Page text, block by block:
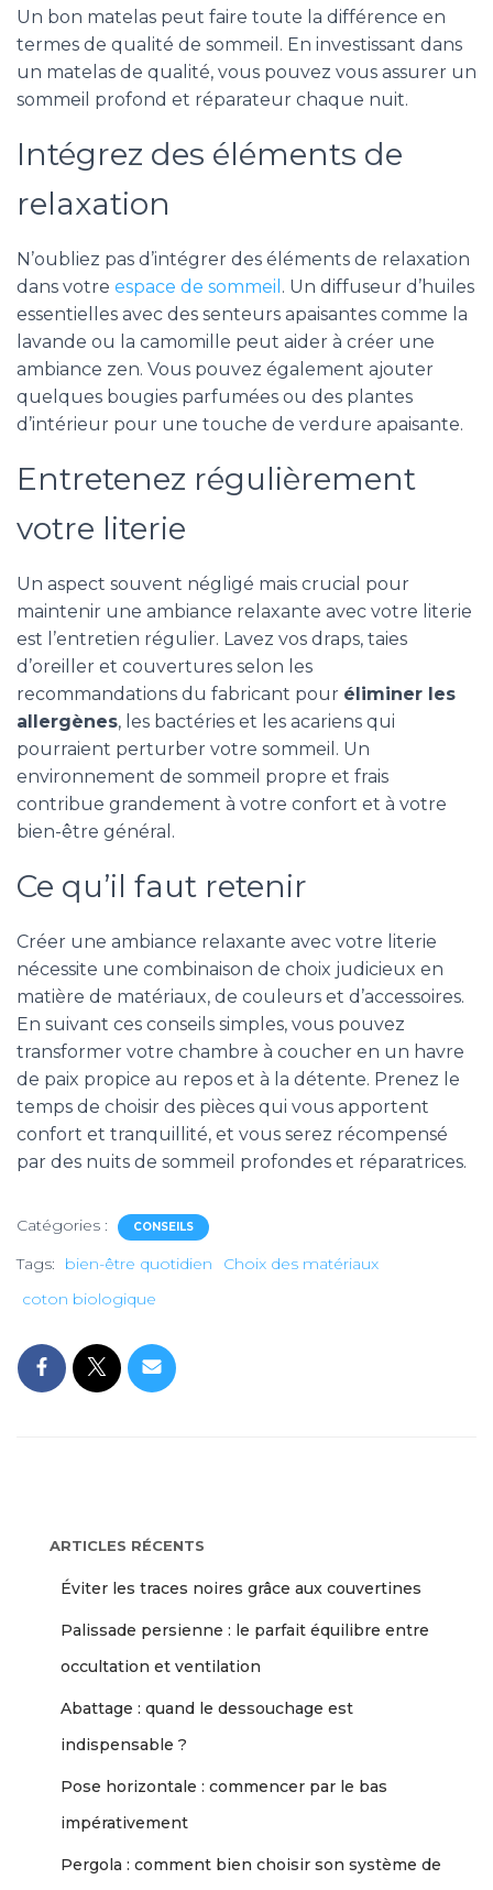
Un bon matelas peut faire toute la différence en
termes de qualité de sommeil. En investissant dans
un matelas de qualité, vous pouvez vous assurer un
sommeil profond et réparateur chaque nuit.
Intégrez des éléments de
relaxation
N’oubliez pas d’intégrer des éléments de relaxation
dans votre espace de sommeil . Un diffuseur d’huiles
essentielles avec des senteurs apaisantes comme la
lavande ou la camomille peut aider à créer une
ambiance zen. Vous pouvez également ajouter
quelques bougies parfumées ou des plantes
d’intérieur pour une touche de verdure apaisante.
Entretenez régulièrement
votre literie
Un aspect souvent négligé mais crucial pour
maintenir une ambiance relaxante avec votre literie
est l’entretien régulier. Lavez vos draps, taies
d’oreiller et couvertures selon les
recommandations du fabricant pour éliminer les
allergènes, les bactéries et les acariens qui
pourraient perturber votre sommeil. Un
environnement de sommeil propre et frais
contribue grandement à votre confort et à votre
bien-être général.
Ce qu’il faut retenir
Créer une ambiance relaxante avec votre literie
nécessite une combinaison de choix judicieux en
matière de matériaux, de couleurs et d’accessoires.
En suivant ces conseils simples, vous pouvez
transformer votre chambre à coucher en un havre
de paix propice au repos et à la détente. Prenez le
temps de choisir des pièces qui vous apportent
confort et tranquillité, et vous serez récompensé
par des nuits de sommeil profondes et réparatrices.
Catégories : CONSEILS
Tags: bien-être quotidien
Choix des matériaux
coton biologique
ARTICLES RÉCENTS
Éviter les traces noires grâce aux couvertines
Palissade persienne : le parfait équilibre entre
occultation et ventilation
Abattage : quand le dessouchage est
indispensable ?
Pose horizontale : commencer par le bas
impérativement
Pergola : comment bien choisir son système de